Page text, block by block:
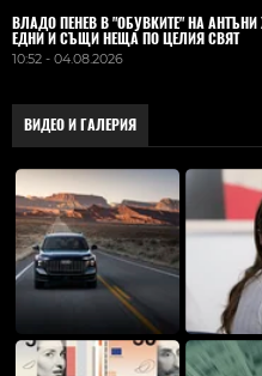
ВЛАДO ПЕНЕВ В "ОБУВКИТЕ" НА
ЕДНИ И СЪЩИ НЕЩА ПО ЦЕЛИЯ СВЯТ
10:52 - 04.08.2026
ВИДЕО И ГАЛЕРИЯ